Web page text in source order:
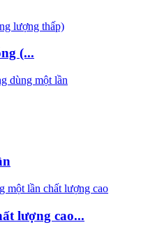
(...
lượng cao...